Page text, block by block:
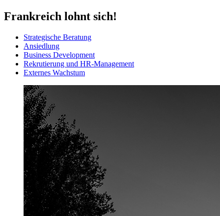
Frankreich lohnt sich!
Strategische Beratung
Ansiedlung
Business Development
Rekrutierung und HR-Management
Externes Wachstum